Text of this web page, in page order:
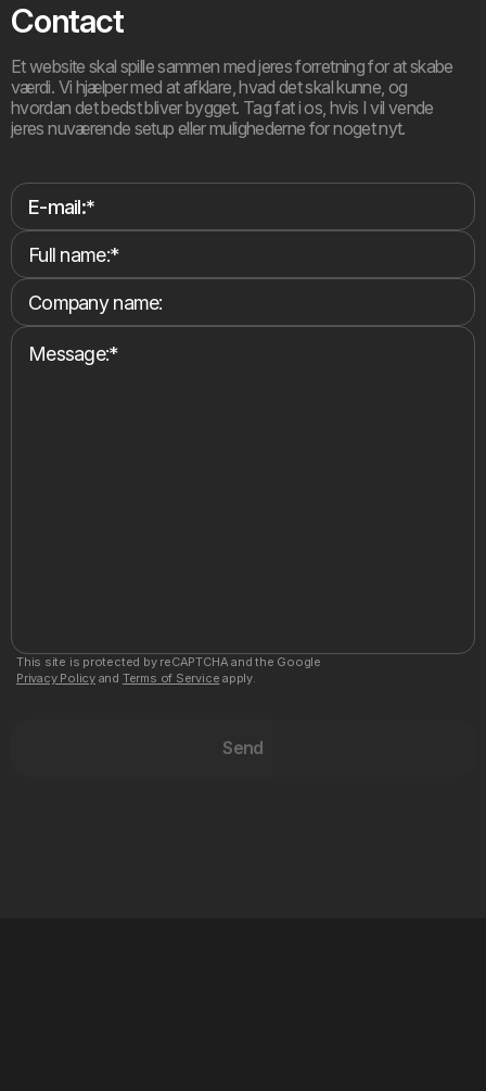
Contact
Et website skal spille sammen med jeres forretning for at skabe
værdi. Vi hjælper med at afklare, hvad det skal kunne, og
hvordan det bedst bliver bygget. Tag fat i os, hvis I vil vende
jeres nuværende setup eller mulighederne for noget nyt.
This site is protected by reCAPTCHA and the Google
Privacy Policyand Terms of Service apply.
Send